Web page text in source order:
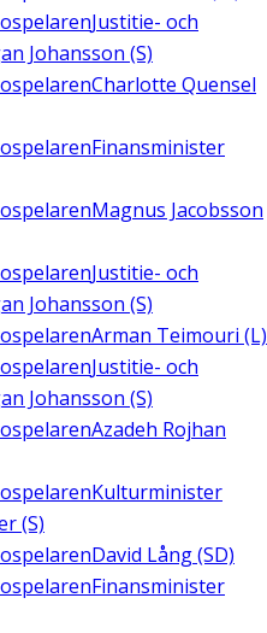
Justitie- och
Johansson (S)
Charlotte Quensel
Finansminister
Magnus Jacobsson
Justitie- och
Johansson (S)
Arman Teimouri (L)
Justitie- och
Johansson (S)
Azadeh Rojhan
Kulturminister
(S)
David Lång (SD)
Finansminister